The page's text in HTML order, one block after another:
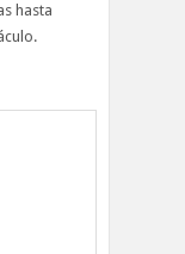
hasta